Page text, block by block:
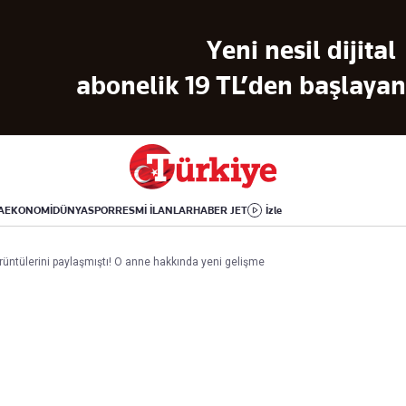
Yeni nesil dijital
abonelik 19 TL’den
EKONOMİDÜNYASPORRESMİ İLANLARHABER JET İzle
Amerika
İsrail-Gazze
Yemek
Aktüel
Sinema
Kitap
paylaşmıştı! O anne hakkında yeni gelişme